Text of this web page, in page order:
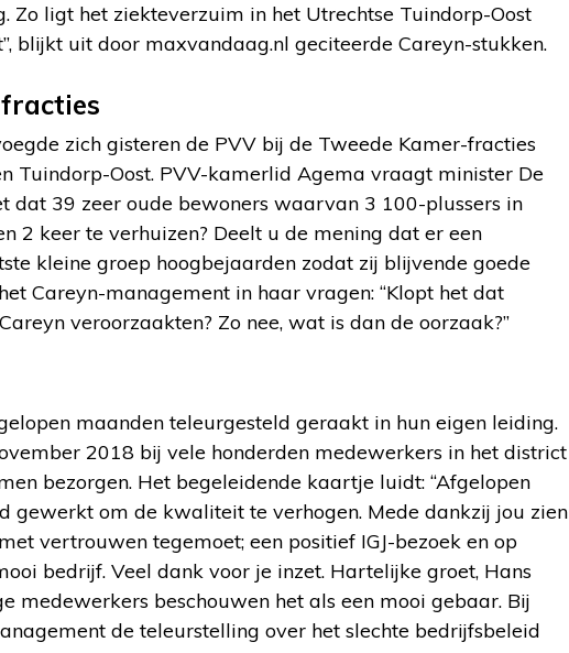
Zo ligt het ziekteverzuim in het Utrechtse Tuindorp-Oost
blijkt uit door maxvandaag.nl geciteerde Careyn-stukken.
zich gisteren de PVV bij de Tweede Kamer-fracties
Tuindorp-Oost. PVV-kamerlid Agema vraagt minister De
dat 39 zeer oude bewoners waarvan 3 100-plussers in
2 keer te verhuizen? Deelt u de mening dat er een
kleine groep hoogbejaarden zodat zij blijvende goede
Careyn-management in haar vragen: “Klopt het dat
veroorzaakten? Zo nee, wat is dan de oorzaak?”
maanden teleurgesteld geraakt in hun eigen leiding.
2018 bij vele honderden medewerkers in het district
bezorgen. Het begeleidende kaartje luidt: “Afgelopen
gewerkt om de kwaliteit te verhogen. Mede dankzij jou zien
vertrouwen tegemoet; een positief IGJ-bezoek en op
bedrijf. Veel dank voor je inzet. Hartelijke groet, Hans
medewerkers beschouwen het als een mooi gebaar. Bij
de teleurstelling over het slechte bedrijfsbeleid